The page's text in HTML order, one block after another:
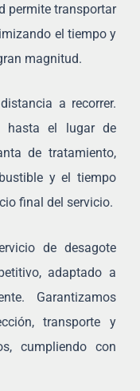
permite transportar
el tiempo y
magnitud.
a recorrer.
hasta el lugar de
de tratamiento,
y el tiempo
final del servicio.
de desagote
adaptado a
Garantizamos
transporte y
cumpliendo con